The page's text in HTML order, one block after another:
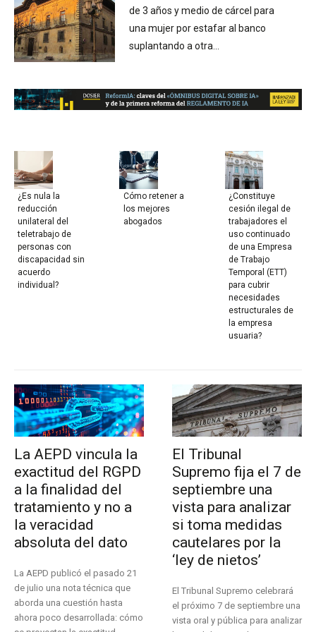
de 3 años y medio de cárcel para
una mujer por estafar al banco
suplantando a otra...
¿Es nula la
reducción
unilateral del
teletrabajo de
personas con
discapacidad sin
acuerdo
individual?
Cómo retener a
los mejores
abogados
¿Constituye
cesión ilegal de
trabajadores el
uso continuado
de una Empresa
de Trabajo
Temporal (ETT)
para cubrir
necesidades
estructurales de
la empresa
usuaria?
La AEPD vincula la
exactitud del RGPD
a la finalidad del
tratamiento y no a
la veracidad
absoluta del dato
La AEPD publicó el pasado 21
de julio una nota técnica que
aborda una cuestión hasta
ahora poco desarrollada: cómo
El Tribunal
Supremo fija el 7 de
septiembre una
vista para analizar
si toma medidas
cautelares por la
‘ley de nietos’
El Tribunal Supremo celebrará
el próximo 7 de septiembre una
vista oral y pública para analizar